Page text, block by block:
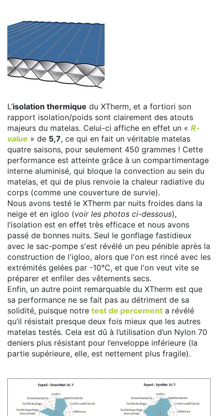
L’isolation thermique du XTherm, et a fortiori son
rapport isolation/poids sont clairement des atouts
majeurs du matelas. Celui-ci affiche en effet un « R-
value » de 5,7, ce qui en fait un véritable matelas
quatre saisons, pour seulement 450 grammes ! Cette
performance est atteinte grâce à un compartimentage
interne aluminisé, qui bloque la convection au sein du
matelas, et qui de plus renvoie la chaleur radiative du
corps (comme une couverture de survie).
Nous avons testé le XTherm par nuits froides dans la
neige et en igloo (voir les photos ci-dessous),
l’isolation est en effet très efficace et nous avons
passé de bonnes nuits. Seul le gonflage fastidieux
avec le sac-pompe s'est révélé un peu pénible après la
construction de l'igloo, alors que l'on est rincé avec les
extrémités gelées par -10°C, et que l'on veut vite se
préparer et enfiler des vêtements secs.
Enfin, un autre point remarquable du XTherm est que
sa performance ne se fait pas au détriment de sa
solidité, puisque notre test de percement a révélé
qu’il résistait presque deux fois mieux que les autres
matelas testés. Cela est dû à l’utilisation d’un Nylon 70
deniers plus résistant pour l’enveloppe inférieure (la
partie supérieure, elle, est nettement plus fragile).